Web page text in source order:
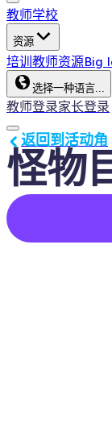
教师学校
资源
培训 教师资源Big
选择一种语言...
教师登录家长登录
怪物
返回到活动角